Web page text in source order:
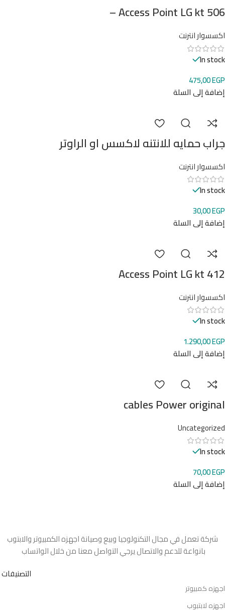
Access Point LG kt 506 –
اكسسوار انترنت
In stock
475,00EGP
إضافة إلى السلة
جراب حمايه للانتنه لاكسس او الراوتر
اكسسوار انترنت
In stock
30,00EGP
إضافة إلى السلة
Access Point LG kt 412
اكسسوار انترنت
In stock
1.290,00EGP
إضافة إلى السلة
cables Power original
Uncategorized
In stock
70,00EGP
إضافة إلى السلة
شركة تعمل في مجال التكنولوجيا وبيع وصيانة اجهزه الكمبيوتر والابتوب
بانواعة للدعم والاتصال يرجي التواصل معنا من خلال الواتساب
التصنيفات
اجهزه كمبيوتر
اجهزه لابتبوب